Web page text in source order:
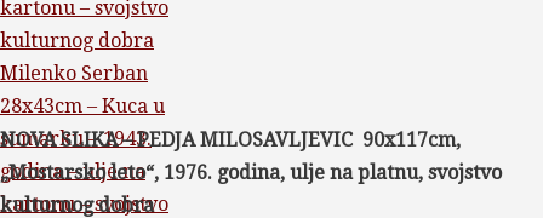
Milenko Serban
28x43cm – Kuca u
sumarku – 1943.
godina – ulje na
kartonu – svojstvo
NOVA SLIKA – PEDJA MILOSAVLJEVIC 90x117cm,
„Mostarsko leto“, 1976. godina, ulje na platnu, svojstvo
kulturnog dobra